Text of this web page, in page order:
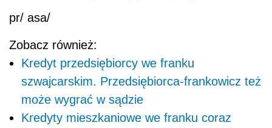
pr/ asa/
Zobacz również:
Kredyt przedsiębiorcy we franku
szwajcarskim. Przedsiębiorca-frankowicz też
może wygrać w sądzie
Kredyty mieszkaniowe we franku coraz